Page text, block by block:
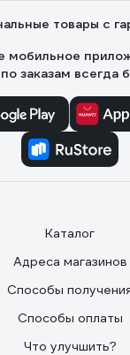
товары с
мобильное
заказам всегда
Каталог
Адреса магазинов
Способы
Способы оплаты
Что улучшить?